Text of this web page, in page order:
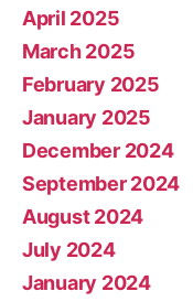
April 2025
March 2025
February 2025
January 2025
December 2024
September 2024
August 2024
July 2024
January 2024